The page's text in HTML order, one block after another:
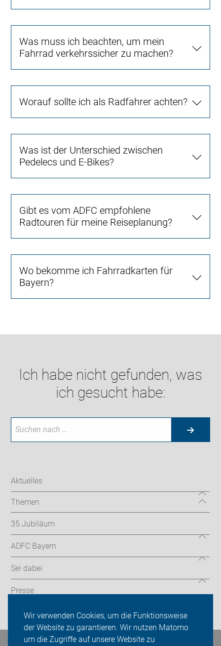
Wir verwenden Cookies, um die Funktionsweise
der Website zu garantieren. Wir nutzen Matomo
um die Zugriffe auf unsere Website zu
Was muss ich beachten, um mein
Fahrrad verkehrssicher zu machen?
Worauf sollte ich als Radfahrer achten?
Was ist der Unterschied zwischen
Pedelecs und E-Bikes?
Gibt es vom ADFC empfohlene
Radtouren für meine Reiseplanung?
Wo bekomme ich Fahrradkarten für
Bayern?
Ich habe nicht gefunden, was
ich gesucht habe:
Aktuelles
Themen
35.Jubiläum
ADFC Bayern
Sei dabei
Presse
Login